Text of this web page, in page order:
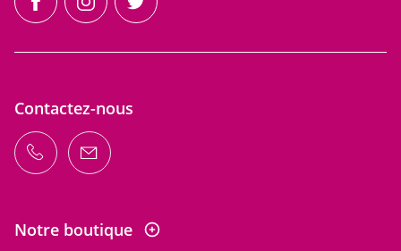
facebookinstagramtwitter
Contactez-nous
Notre boutique